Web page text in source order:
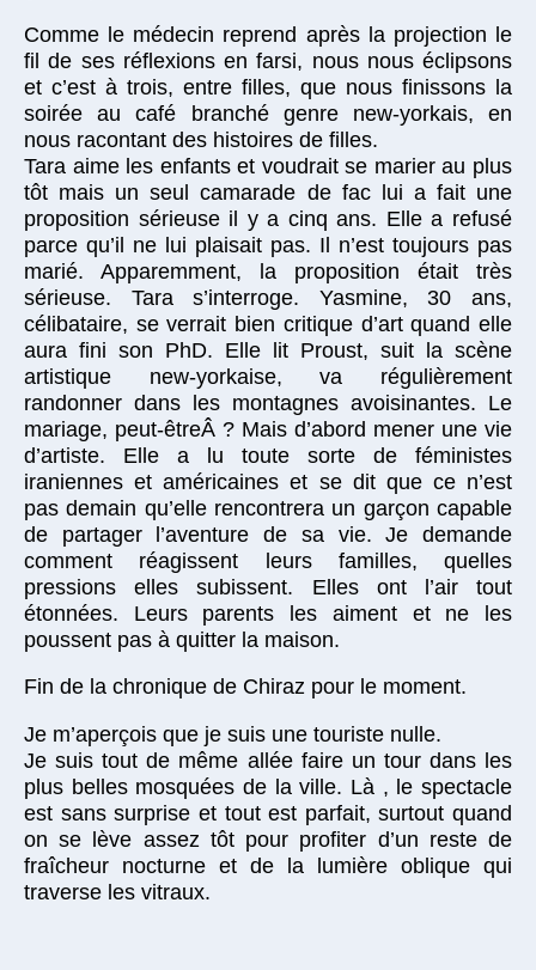
Comme le médecin reprend après la projection le
fil de ses réflexions en farsi, nous nous éclipsons
et c’est à trois, entre filles, que nous finissons la
soirée au café branché genre new-yorkais, en
nous racontant des histoires de filles.
Tara aime les enfants et voudrait se marier au plus
tôt mais un seul camarade de fac lui a fait une
proposition sérieuse il y a cinq ans. Elle a refusé
parce qu’il ne lui plaisait pas. Il n’est toujours pas
marié. Apparemment, la proposition était très
sérieuse. Tara s’interroge. Yasmine, 30 ans,
célibataire, se verrait bien critique d’art quand elle
aura fini son PhD. Elle lit Proust, suit la scène
artistique new-yorkaise, va régulièrement
randonner dans les montagnes avoisinantes. Le
mariage, peut-êtreÂ ? Mais d’abord mener une vie
d’artiste. Elle a lu toute sorte de féministes
iraniennes et américaines et se dit que ce n’est
pas demain qu’elle rencontrera un garçon capable
de partager l’aventure de sa vie. Je demande
comment réagissent leurs familles, quelles
pressions elles subissent. Elles ont l’air tout
étonnées. Leurs parents les aiment et ne les
poussent pas à quitter la maison.
Fin de la chronique de Chiraz pour le moment.
Je m’aperçois que je suis une touriste nulle.
Je suis tout de même allée faire un tour dans les
plus belles mosquées de la ville. Là , le spectacle
est sans surprise et tout est parfait, surtout quand
on se lève assez tôt pour profiter d’un reste de
fraîcheur nocturne et de la lumière oblique qui
traverse les vitraux.